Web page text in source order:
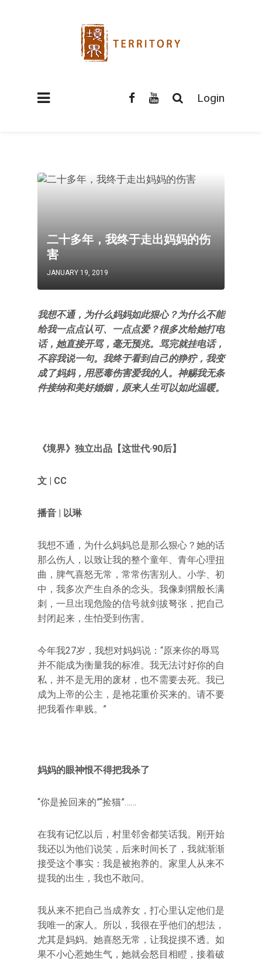
Login
二十多年，我终于走出妈妈的伤
害
JANUARY 19, 2019
我想不通，为什么妈妈如此狠心？为什么不能
给我一点点认可、一点点爱？很多次给她打电
话，她直接开骂，毫无预兆。骂完就挂电话，
不容我说一句。我终于看到自己的狰狞，我变
成了妈妈，用恶毒伤害爱我的人。神赐我无条
件接纳和美好婚姻，原来人生可以如此温暖。
《境界》独立出品 【这世代·90后】
文 | CC
播音 | 以琳
我想不通，为什么妈妈总是那么狠心？她的话
那么伤人，以致让我的整个童年、青年心理扭
曲，脾气喜怒无常，常常伤害别人。小学、初
中，我多次产生自杀的念头。我像刺猬般长满
刺，一旦出现危险的信号就剑拔弩张，把自己
封闭起来，生怕受到伤害。
今年我27岁，我想对妈妈说：“原来你的辱骂
并不能成为衡量我的标准。我无法讨好你的自
私，并不是无用的废材，也不需要去死。我已
成为上帝的公主，是祂花重价买来的。请不要
把我看作卑贱。”
妈妈的眼神恨不得把我杀了
“你是捡回来的”“捡猫”……
在我有记忆以后，村里邻舍都笑话我。刚开始
我还以为他们说笑，后来时间长了，我就渐渐
接受这个事实：我是被抱养的。家里人从来不
提我的出生，我也不敢问。
我从来不把自己当成养女，打心里认定他们是
我唯一的家人。所以，我很在乎他们的想法，
尤其是妈妈。她喜怒无常，让我捉摸不透。如
果不小心惹她生气，她就会怒目相瞪，接着破